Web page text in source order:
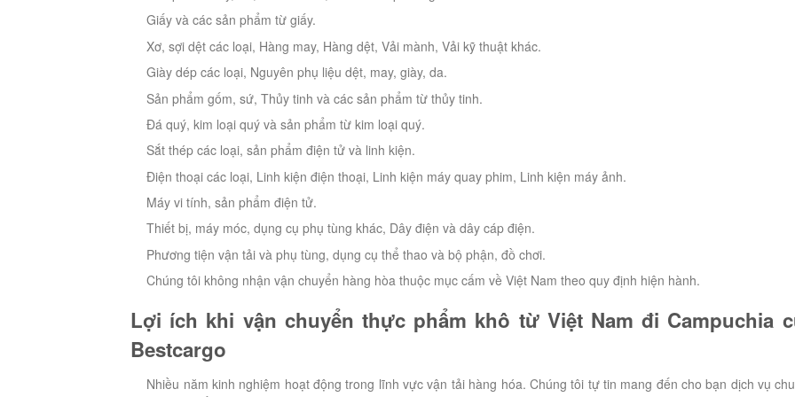
Giấy và các sản phẩm từ giấy.
Xơ, sợi dệt các loại, Hàng may, Hàng dệt, Vải mành, Vải kỹ thuật khác.
Giày dép các loại, Nguyên phụ liệu dệt, may, giày, da.
Sản phẩm gốm, sứ, Thủy tinh và các sản phẩm từ thủy tinh.
Đá quý, kim loại quý và sản phẩm từ kim loại quý.
Sắt thép các loại, sản phẩm điện tử và linh kiện.
Điện thoại các loại, Linh kiện điện thoại, Linh kiện máy quay phim, Linh kiện máy ảnh.
Máy vi tính, sản phẩm điện tử.
Thiết bị, máy móc, dụng cụ phụ tùng khác, Dây điện và dây cáp điện.
Phương tiện vận tải và phụ tùng, dụng cụ thể thao và bộ phận, đồ chơi.
Chúng tôi không nhận vận chuyển hàng hòa thuộc mục cấm về Việt Nam theo quy định hiện hành.
Lợi ích khi vận chuyển thực phẩm khô từ Việt Nam đi Campuchia
Bestcargo
Nhiều năm kinh nghiệm hoạt động trong lĩnh vực vận tải hàng hóa. Chúng tôi tự tin mang đến cho bạn dịch vụ